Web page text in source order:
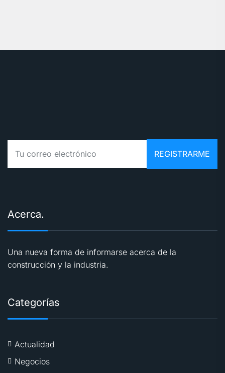
Acerca.
Una nueva forma de informarse acerca de la
construcción y la industria.
Categorías
Actualidad
Negocios